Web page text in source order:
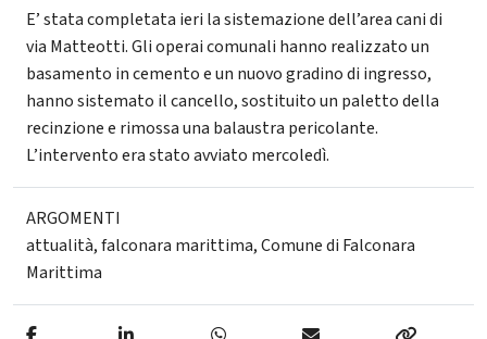
E’ stata completata ieri la sistemazione dell’area cani di
via Matteotti. Gli operai comunali hanno realizzato un
basamento in cemento e un nuovo gradino di ingresso,
hanno sistemato il cancello, sostituito un paletto della
recinzione e rimossa una balaustra pericolante.
L’intervento era stato avviato mercoledì.
ARGOMENTI
attualità,falconara marittima,Comune di Falconara
Marittima